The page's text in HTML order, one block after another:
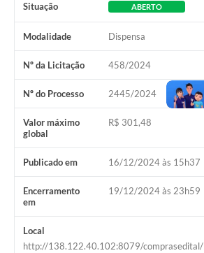
Situação ABERTO
Modalidade Dispensa
Nº da Licitação 458/2024
Nº do Processo 2445/2024
Valor máximo
global
R$ 301,48
Publicado em 16/12/2024 às 15h37
Encerramento
em
19/12/2024 às 23h59
Local
http://138.122.40.102:8079/comprasedital/